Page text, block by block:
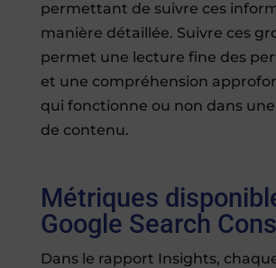
permettant de suivre ces
manière détaillée. Suivre ces
permet une lecture fine des
et une compréhension
qui fonctionne ou non dans
de contenu.
Métriques
Google Search
Dans le rapport Insights,